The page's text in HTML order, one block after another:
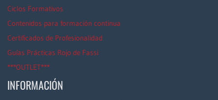
Ciclos Formativos
Contenidos para formación continua
Certificados de Profesionalidad
Guías Prácticas Rojo de Fassi
***OUTLET***
INFORMACIÓN